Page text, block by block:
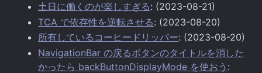
土日に働くのが楽しすぎる: (2023-08-21)
TCA で依存性を逆転させる: (2023-08-20)
所有しているコーヒードリッパー: (2023-08-20)
NavigationBar の戻るボタンのタイトルを消した
かったら backButtonDisplayMode を使おう :